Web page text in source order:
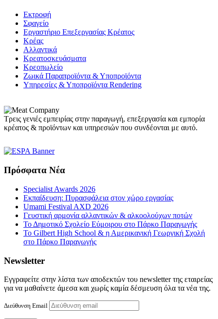
Εκτροφή
Σφαγείο
Εργαστήριο Επεξεργασίας Κρέατος
Κρέας
Αλλαντικά
Κρεατοσκευάσματα
Kρεοπωλείο
Ζωικά Παραπροϊόντα & Υποπροϊόντα
Υπηρεσίες & Υποπροϊόντα Rendering
Τρεις γενιές εμπειρίας στην παραγωγή, επεξεργασία και εμπορία
κρέατος & προϊόντων και υπηρεσιών που συνδέονται με αυτό.
Πρόσφατα Νέα
Specialist Awards 2026
Εκπαίδευση: Πυρασφάλεια στον χώρο εργασίας
Umami Festival AXD 2026
Γευστική αρμονία αλλαντικών & αλκοολούχων ποτών
Το Δημοτικό Σχολείο Εύμοιρου στο Πάρκο Παραγωγής
Το Gilbert High School & η Αμερικανική Γεωργική Σχολή
στο Πάρκο Παραγωγής
Newsletter
Εγγραφείτε στην λίστα των αποδεκτών του newsletter της εταιρείας
για να μαθαίνετε άμεσα και χωρίς καμία δέσμευση όλα τα νέα της.
Διεύθυνση Email